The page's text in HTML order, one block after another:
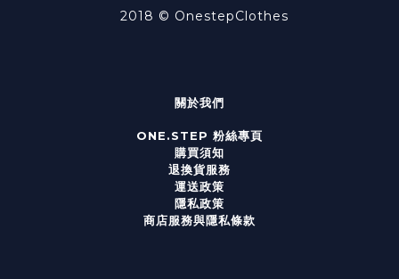
2018 © OnestepClothes
關於我們
ONE.STEP 粉絲專頁
購買須知
退換貨服務
運送政策
隱私政策
商店服務與隱私條款